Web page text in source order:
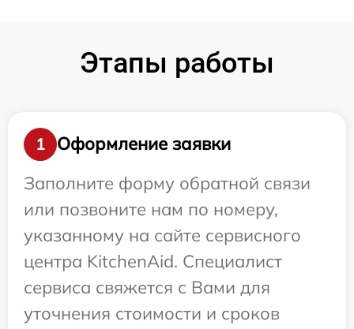
Этапы работы
1
Оформление заявки
Заполните форму обратной связи
или позвоните нам по номеру,
указанному на сайте сервисного
центра KitchenAid. Специалист
сервиса свяжется с Вами для
уточнения стоимости и сроков